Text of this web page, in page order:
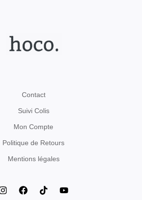
Contact
Suivi Colis
Mon Compte
Politique de Retours
Mentions légales